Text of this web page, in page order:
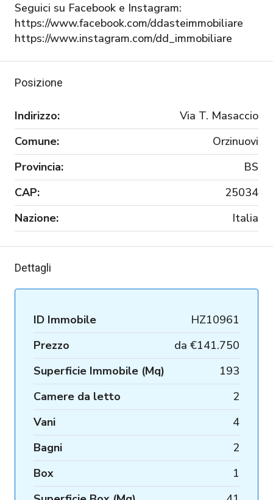
Seguici su Facebook e Instagram:
https://www.facebook.com/ddasteimmobiliare
https://www.instagram.com/dd_immobiliare
Posizione
Indirizzo:
Via T. Masaccio
Comune:
Orzinuovi
Provincia:
BS
CAP:
25034
Nazione:
Italia
Dettagli
ID Immobile
HZ10961
Prezzo
da €141.750
Superficie Immobile (Mq)
193
Camere da letto
2
Vani
4
Bagni
2
Box
1